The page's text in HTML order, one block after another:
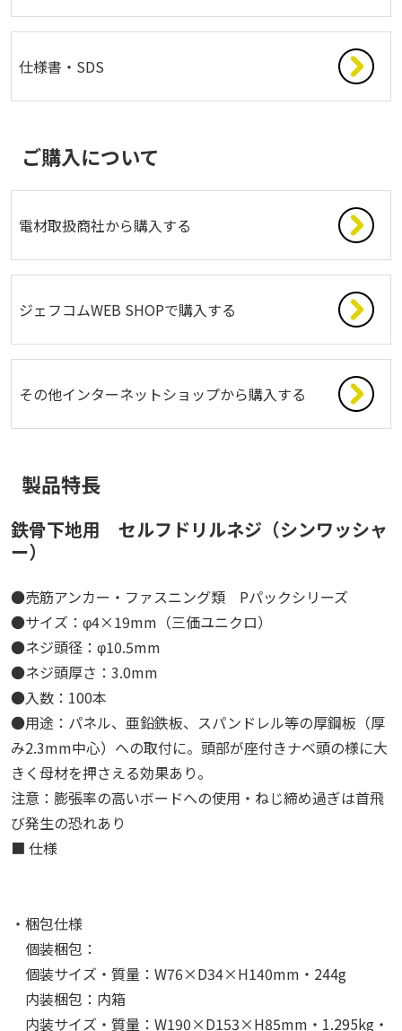
仕様書・SDS
ご購入について
電材取扱商社から購入する
ジェフコムWEB SHOPで購入する
その他インターネットショップから購入する
製品特長
鉄骨下地用 セルフドリルネジ（シンワッシャ
ー）
●売筋アンカー・ファスニング類 Pパックシリーズ
●サイズ：φ4×19mm（三価ユニクロ）
●ネジ頭径：φ10.5mm
●ネジ頭厚さ：3.0mm
●入数：100本
●用途：パネル、亜鉛鉄板、スパンドレル等の厚鋼板（厚
み2.3mm中心）への取付に。頭部が座付きナベ頭の様に大
きく母材を押さえる効果あり。
注意：膨張率の高いボードへの使用・ねじ締め過ぎは首飛
び発生の恐れあり
■ 仕様
・梱包仕様
個装梱包：
個装サイズ・質量：W76×D34×H140mm・244g
内装梱包：内箱
内装サイズ・質量：W190×D153×H85mm・1.295kg・